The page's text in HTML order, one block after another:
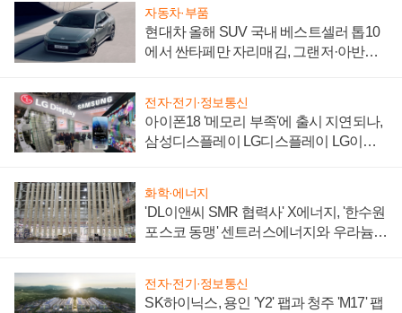
자동차·부품
현대차 올해 SUV 국내 베스트셀러 톱10
에서 싼타페만 자리매김, 그랜저·아반떼
전자·전기·정보통신
아이폰18 '메모리 부족'에 출시 지연되나,
삼성디스플레이 LG디스플레이 LG이노
화학·에너지
'DL이앤씨 SMR 협력사' X에너지, '한수원
포스코 동맹' 센트러스에너지와 우라늄
전자·전기·정보통신
SK하이닉스, 용인 'Y2' 팹과 청주 'M17' 팹